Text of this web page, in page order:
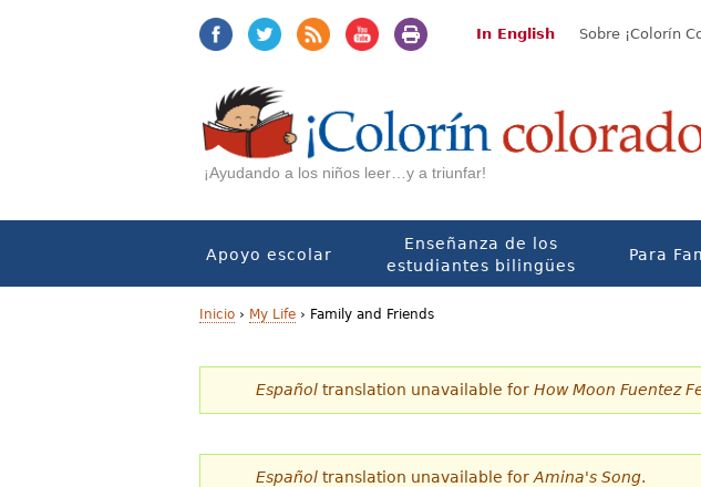
In English Sobre ¡Colorín
¡Ayudando a los niños leer…y a triunfar!
Apoyo escolar
Enseñanza de los
estudiantes bilingües
Para
U
s
t
Inicio › My Life › Family and Friends
Español translation unavailable for How Moon Fuentez
Español translation unavailable for Amina's Song.